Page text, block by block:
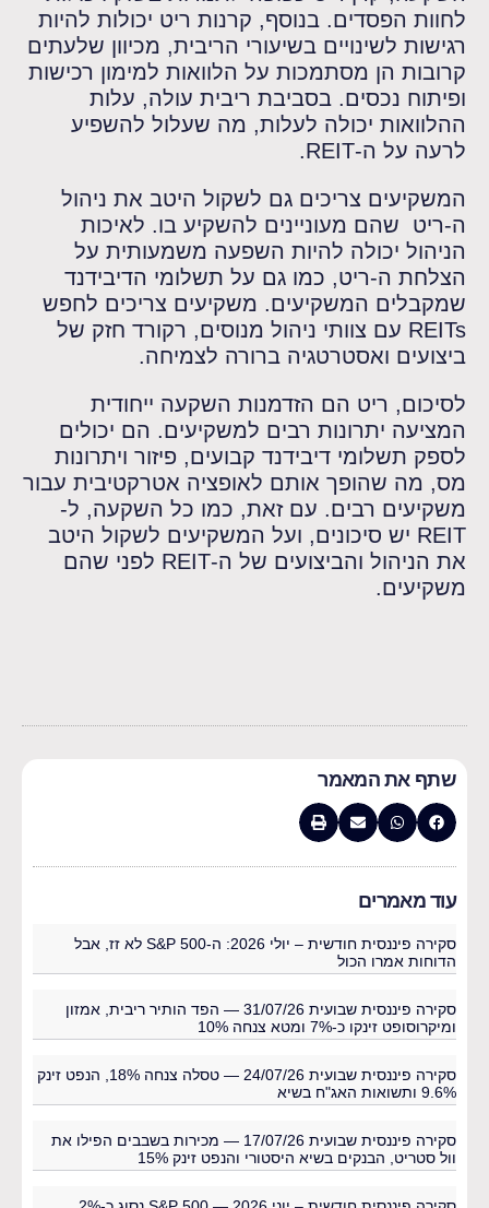
לחוות הפסדים. בנוסף, קרנות ריט יכולות להיות
רגישות לשינויים בשיעורי הריבית, מכיוון שלעתים
קרובות הן מסתמכות על הלוואות למימון רכישות
ופיתוח נכסים. בסביבת ריבית עולה, עלות
ההלוואות יכולה לעלות, מה שעלול להשפיע
לרעה על ה-REIT.
המשקיעים צריכים גם לשקול היטב את ניהול
ה-ריט שהם מעוניינים להשקיע בו. לאיכות
הניהול יכולה להיות השפעה משמעותית על
הצלחת ה-ריט, כמו גם על תשלומי הדיבידנד
שמקבלים המשקיעים. משקיעים צריכים לחפש
REITs עם צוותי ניהול מנוסים, רקורד חזק של
ביצועים ואסטרטגיה ברורה לצמיחה.
לסיכום, ריט הם הזדמנות השקעה ייחודית
המציעה יתרונות רבים למשקיעים. הם יכולים
לספק תשלומי דיבידנד קבועים, פיזור ויתרונות
מס, מה שהופך אותם לאופציה אטרקטיבית עבור
משקיעים רבים. עם זאת, כמו כל השקעה, ל-
REIT יש סיכונים, ועל המשקיעים לשקול היטב
את הניהול והביצועים של ה-REIT לפני שהם
משקיעים.
שתף את המאמר
עוד מאמרים
סקירה פיננסית חודשית – יולי 2026: ה-S&P 500 לא זז, אבל
הדוחות אמרו הכול
סקירה פיננסית שבועית 31/07/26 — הפד הותיר ריבית, אמזון
ומיקרוסופט זינקו כ-7% ומטא צנחה 10%
סקירה פיננסית שבועית 24/07/26 — טסלה צנחה 18%, הנפט זינק
9.6% ותשואות האג"ח בשיא
סקירה פיננסית שבועית 17/07/26 — מכירות בשבבים הפילו את
וול סטריט, הבנקים בשיא היסטורי והנפט זינק 15%